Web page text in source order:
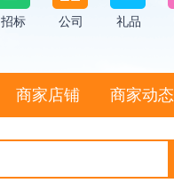
招标 公司 礼品
商家店铺 商家动态